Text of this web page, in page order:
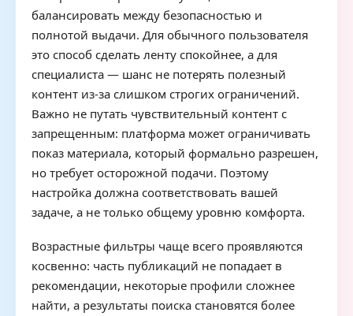
балансировать между безопасностью и
полнотой выдачи. Для обычного пользователя
это способ сделать ленту спокойнее, а для
специалиста — шанс не потерять полезный
контент из-за слишком строгих ограничений.
Важно не путать чувствительный контент с
запрещенным: платформа может ограничивать
показ материала, который формально разрешен,
но требует осторожной подачи. Поэтому
настройка должна соответствовать вашей
задаче, а не только общему уровню комфорта.
Возрастные фильтры чаще всего проявляются
косвенно: часть публикаций не попадает в
рекомендации, некоторые профили сложнее
найти, а результаты поиска становятся более